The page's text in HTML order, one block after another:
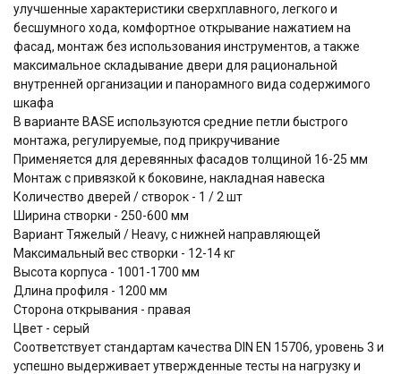
улучшенные характеристики сверхплавного, легкого и
бесшумного хода, комфортное открывание нажатием на
фасад, монтаж без использования инструментов, а также
максимальное складывание двери для рациональной
внутренней организации и панорамного вида содержимого
шкафа
В варианте BASE используются средние петли быстрого
монтажа, регулируемые, под прикручивание
Применяется для деревянных фасадов толщиной 16-25 мм
Монтаж с привязкой к боковине, накладная навеска
Количество дверей / створок - 1 / 2 шт
Ширина створки - 250-600 мм
Вариант Тяжелый / Heavy, с нижней направляющей
Максимальный вес створки - 12-14 кг
Высота корпуса - 1001-1700 мм
Длина профиля - 1200 мм
Сторона открывания - правая
Цвет - серый
Соответствует стандартам качества DIN EN 15706, уровень 3 и
успешно выдерживает утвержденные тесты на нагрузку и